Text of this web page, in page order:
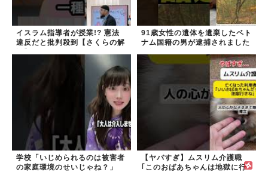
イスラム指導者が授業!? 憲法
違反だと批判殺到【さくらの解
91歳女性の遺体を遺棄したベト
ナム国籍の男が逮捕されました
学校「いじめられるのは被害者
の家庭環境のせいじゃね？」
【ヤバすぎ】ムスリム介護職
｢このおばあちゃんは地獄に行